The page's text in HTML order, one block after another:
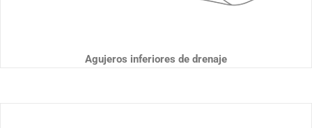
Agujeros inferiores de drenaje